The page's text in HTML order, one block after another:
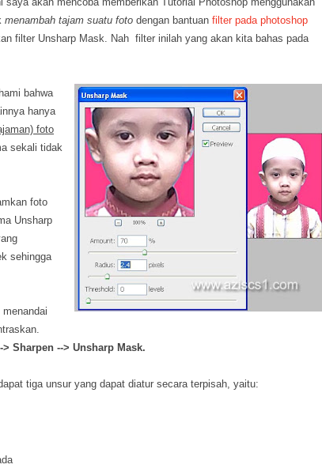
menambah tajam suatu foto dengan bantuan filter pada photoshop
filter Unsharp Mask. Nah filter inilah yang akan kita bahas pada
bahwa
hanya
foto
sekali tidak
foto
Unsharp
sehingga
Sharpen --> Unsharp Mask.
tiga unsur yang dapat diatur secara terpisah, yaitu: